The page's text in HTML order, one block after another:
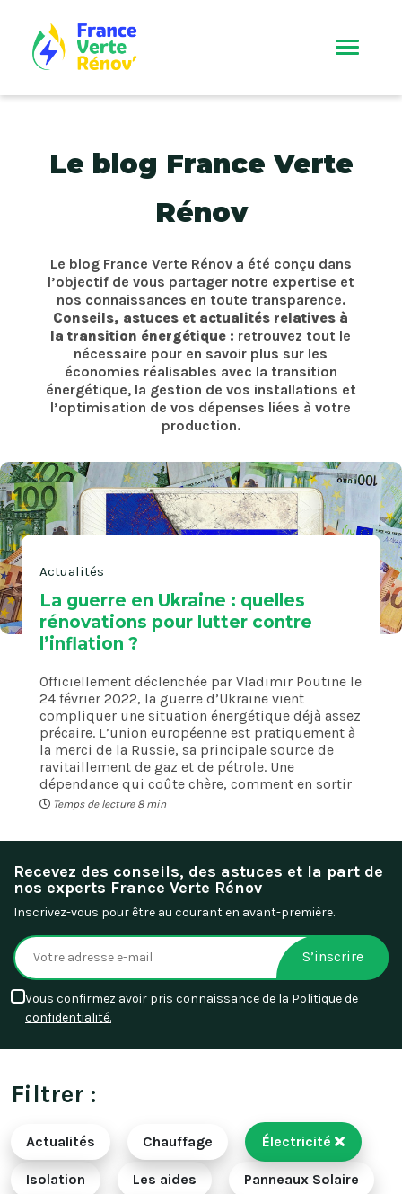
Le blog France Verte
Rénov
Le blog France Verte Rénov a été conçu dans
l’objectif de vous partager notre expertise et
nos connaissances en toute transparence.
Conseils, astuces et actualités relatives à
la transition énergétique : retrouvez tout le
nécessaire pour en savoir plus sur les
économies réalisables avec la transition
énergétique, la gestion de vos installations et
l’optimisation de vos dépenses liées à votre
production.
Actualités
La guerre en Ukraine : quelles
rénovations pour lutter contre
l’inflation ?
Officiellement déclenchée par Vladimir Poutine le
24 février 2022, la guerre d’Ukraine vient
compliquer une situation énergétique déjà assez
précaire. L’union européenne est pratiquement à
la merci de la Russie, sa principale source de
ravitaillement de gaz et de pétrole. Une
dépendance qui coûte chère, comment en sortir
Temps de lecture 8 min
Filtrer :
Actualités Chauffage Électricité
Isolation Les aides Panneaux Solaire
Recevez des conseils, des astuces et la part de
nos experts France Verte Rénov
Inscrivez-vous pour être au courant en avant-première.
S’inscrire
Vous confirmez avoir pris connaissance de la Politique de
confidentialité.